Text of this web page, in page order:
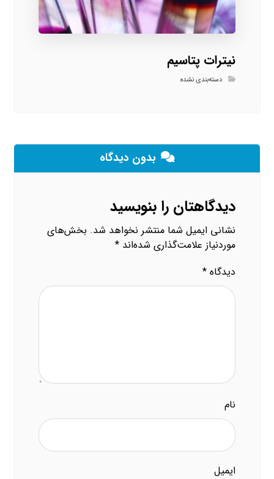
نیترات پتاسیم
دسته‌بندی نشده
بدون دیدگاه
دیدگاهتان را بنویسید
نشانی ایمیل شما منتشر نخواهد شد. بخش‌های
موردنیاز علامت‌گذاری شده‌اند*
دیدگاه*
نام
ایمیل